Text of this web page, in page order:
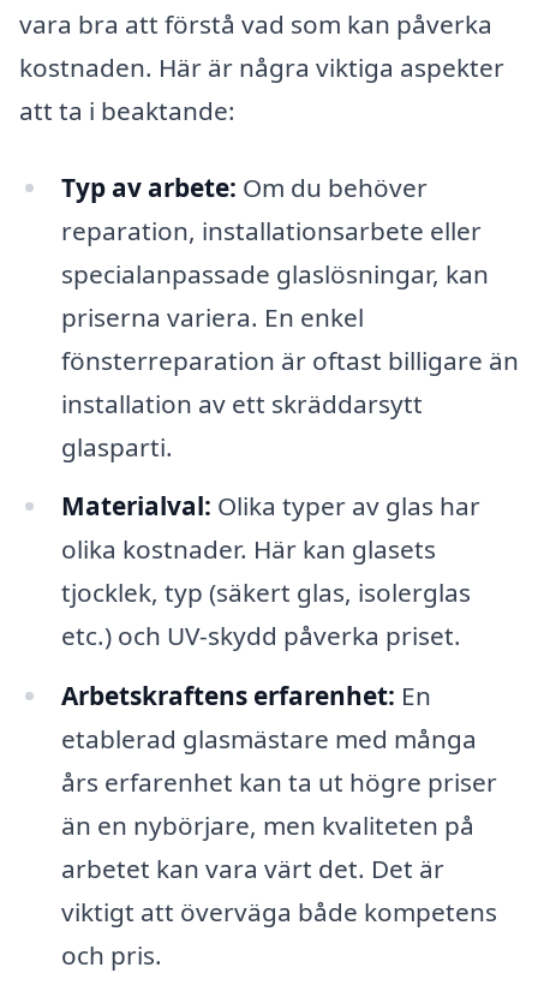
vara bra att förstå vad som kan påverka
kostnaden. Här är några viktiga aspekter
att ta i beaktande:
Typ av arbete: Om du behöver
reparation, installationsarbete eller
specialanpassade glaslösningar, kan
priserna variera. En enkel
fönsterreparation är oftast billigare än
installation av ett skräddarsytt
glasparti.
Materialval: Olika typer av glas har
olika kostnader. Här kan glasets
tjocklek, typ (säkert glas, isolerglas
etc.) och UV-skydd påverka priset.
Arbetskraftens erfarenhet: En
etablerad glasmästare med många
års erfarenhet kan ta ut högre priser
än en nybörjare, men kvaliteten på
arbetet kan vara värt det. Det är
viktigt att överväga både kompetens
och pris.